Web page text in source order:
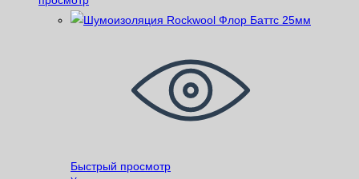
Быстрый просмотр